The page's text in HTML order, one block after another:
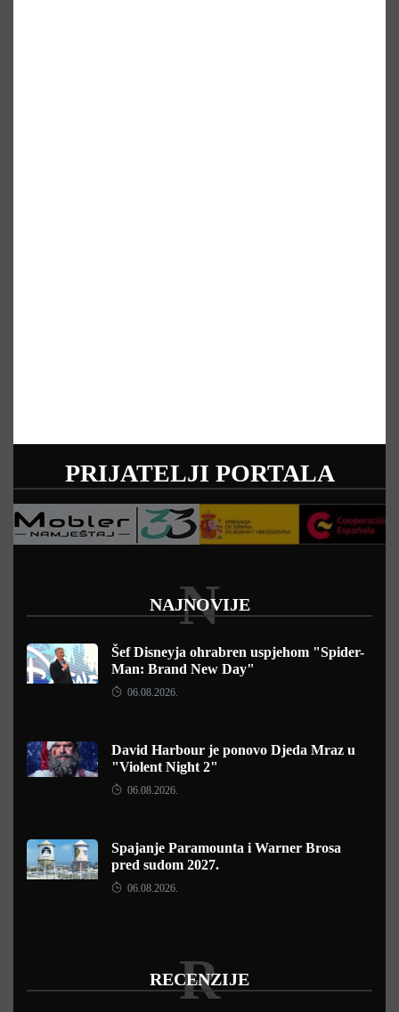
PRIJATELJI PORTALA
NAJNOVIJE
N
Šef Disneyja ohrabren uspjehom "Spider-
Man: Brand New Day"
06.08.2026.
David Harbour je ponovo Djeda Mraz u
"Violent Night 2"
06.08.2026.
Spajanje Paramounta i Warner Brosa
pred sudom 2027.
06.08.2026.
RECENZIJE
R